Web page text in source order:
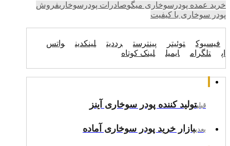
خرید عمده پودرسوخاری میگوصادرات پودرسوخاریفروش
پودر سوخاری با کیفیت
فیسبوک توئیتر پینترست رددیت لینکدین
واتس
اپ
تلگرام ایمیل لینک کوتاه
قبلیتولید کننده پودر سوخاری آینز
بعدیبازار خرید پودر سوخاری آماده